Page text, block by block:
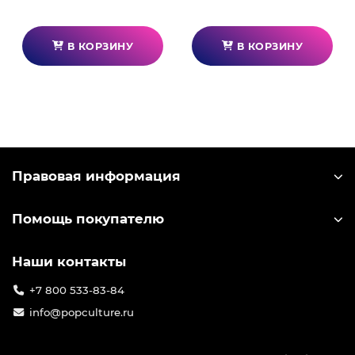
В КОРЗИНУ В КОРЗИНУ
Правовая информация
Помощь покупателю
Наши контакты
+7 800 533-83-84
info@popculture.ru